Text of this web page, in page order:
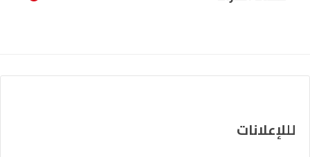
لللإعلانات